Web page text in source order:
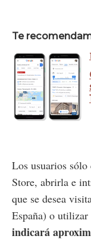
Te
Los usuarios sólo
Store, abrirla e
que se desea
España) o
indicará